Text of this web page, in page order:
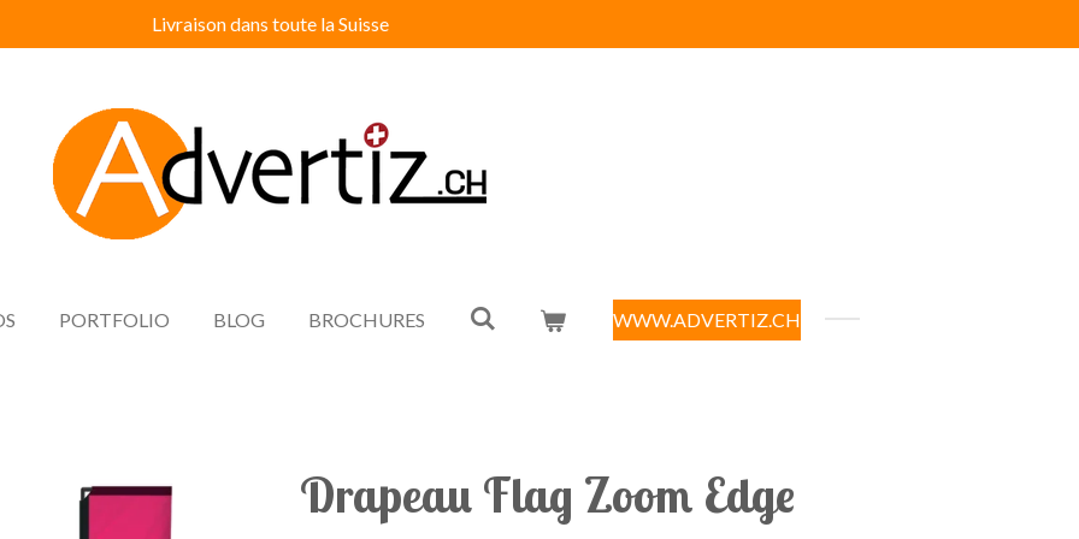
Livraison dans toute la Suisse
PORTFOLIO BLOG BROCHURES WWW.ADVERTIZ.CH
Drapeau Flag Zoom Edge